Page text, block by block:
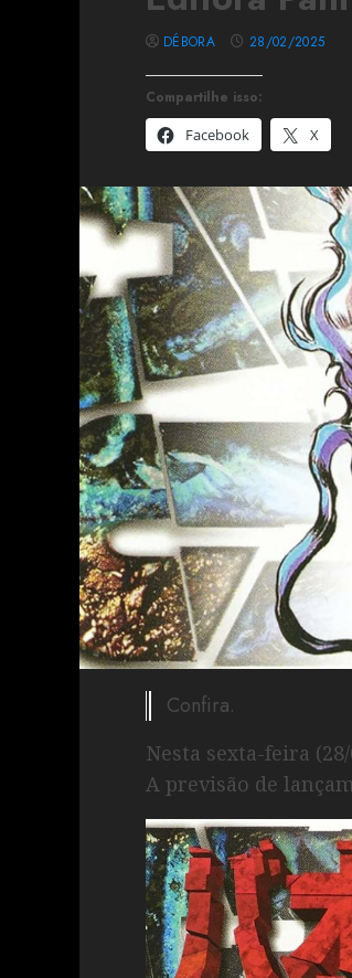
Compartilhe isso:
Facebook
X
DÉBORA 28/02/2025
Confira.
Nesta sexta-feira
A previsão de